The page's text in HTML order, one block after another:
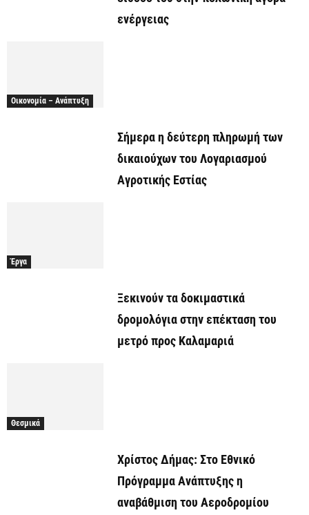
ενέργειας
Οικονομία – Ανάπτυξη
Σήμερα η δεύτερη πληρωμή των
δικαιούχων του Λογαριασμού
Αγροτικής Εστίας
Έργα
Ξεκινούν τα δοκιμαστικά
δρομολόγια στην επέκταση του
μετρό προς Καλαμαριά
Θεσμικά
Χρίστος Δήμας: Στο Εθνικό
Πρόγραμμα Ανάπτυξης η
αναβάθμιση του Αεροδρομίου